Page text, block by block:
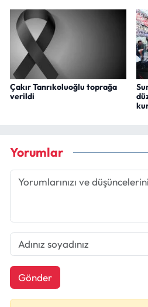
Çakır Tanrıkoluoğlu toprağa
verildi
Yorumlar
Gönder